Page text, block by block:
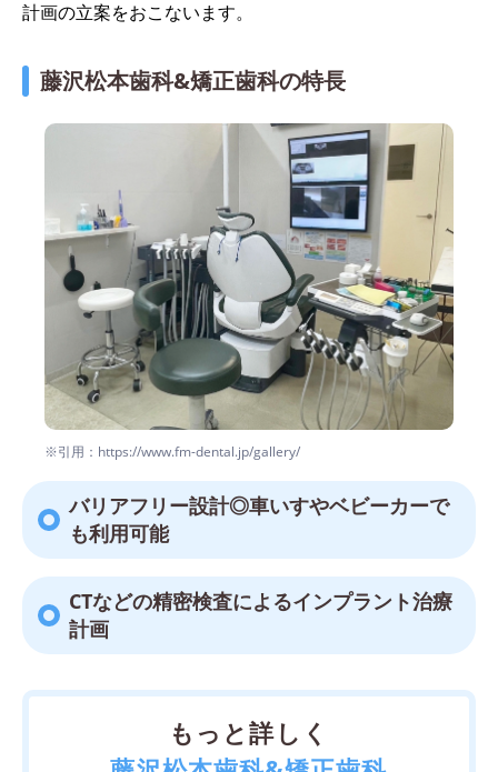
計画の立案をおこないます。
藤沢松本歯科&矯正歯科の特長
※引用：https://www.fm-dental.jp/gallery/
バリアフリー設計◎車いすやベビーカーで
も利用可能
CTなどの精密検査によるインプラント治療
計画
もっと詳しく